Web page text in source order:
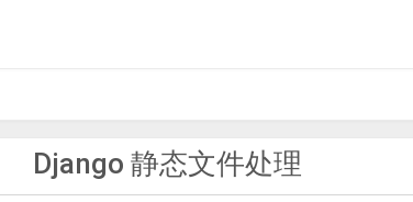
Django 静态文件处理